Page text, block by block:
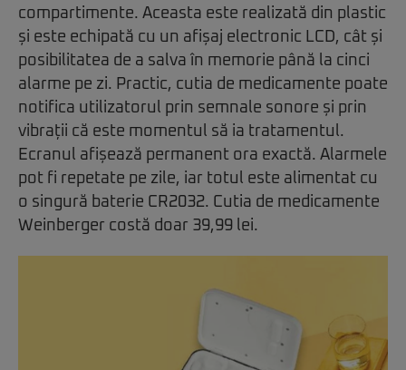
compartimente. Aceasta este realizată din plastic
și este echipată cu un afișaj electronic LCD, cât și
posibilitatea de a salva în memorie până la cinci
alarme pe zi. Practic, cutia de medicamente poate
notifica utilizatorul prin semnale sonore și prin
vibrații că este momentul să ia tratamentul.
Ecranul afișează permanent ora exactă. Alarmele
pot fi repetate pe zile, iar totul este alimentat cu
o singură baterie CR2032. Cutia de medicamente
Weinberger costă doar 39,99 lei.